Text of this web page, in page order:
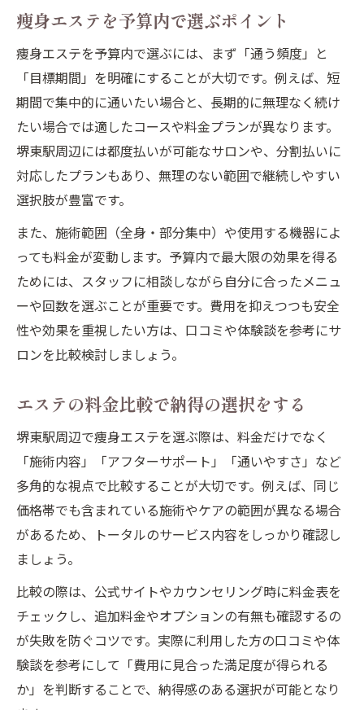
痩身エステを予算内で選ぶポイント
痩身エステを予算内で選ぶには、まず「通う頻度」と
「目標期間」を明確にすることが大切です。例えば、短
期間で集中的に通いたい場合と、長期的に無理なく続け
たい場合では適したコースや料金プランが異なります。
堺東駅周辺には都度払いが可能なサロンや、分割払いに
対応したプランもあり、無理のない範囲で継続しやすい
選択肢が豊富です。
また、施術範囲（全身・部分集中）や使用する機器によ
っても料金が変動します。予算内で最大限の効果を得る
ためには、スタッフに相談しながら自分に合ったメニュ
ーや回数を選ぶことが重要です。費用を抑えつつも安全
性や効果を重視したい方は、口コミや体験談を参考にサ
ロンを比較検討しましょう。
エステの料金比較で納得の選択をする
堺東駅周辺で痩身エステを選ぶ際は、料金だけでなく
「施術内容」「アフターサポート」「通いやすさ」など
多角的な視点で比較することが大切です。例えば、同じ
価格帯でも含まれている施術やケアの範囲が異なる場合
があるため、トータルのサービス内容をしっかり確認し
ましょう。
比較の際は、公式サイトやカウンセリング時に料金表を
チェックし、追加料金やオプションの有無も確認するの
が失敗を防ぐコツです。実際に利用した方の口コミや体
験談を参考にして「費用に見合った満足度が得られる
か」を判断することで、納得感のある選択が可能となり